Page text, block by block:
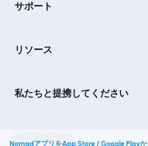
サポート
リソース
私たちと提携してください
NomadアプリをApp Store / Google Playか